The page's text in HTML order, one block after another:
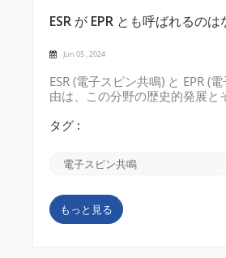
ESR が EPR とも呼ばれるのは
Jun 05 , 2024
ESR (電子スピン共鳴) と EPR
由は、この分野の歴史的発展
定の材料が強い磁場にさらされ
の研究に使用できることに気づ
タグ :
電子スピン共鳴
もっと見る